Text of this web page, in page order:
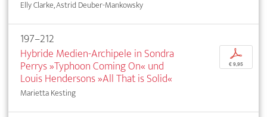
Elly Clarke, Astrid Deuber-Mankowsky
197–212
Hybride Medien-Archipele in Sondra
Perrys »Typhoon Coming On« und
Louis Hendersons »All That is Solid«
Marietta Kesting
p
€ 9,95